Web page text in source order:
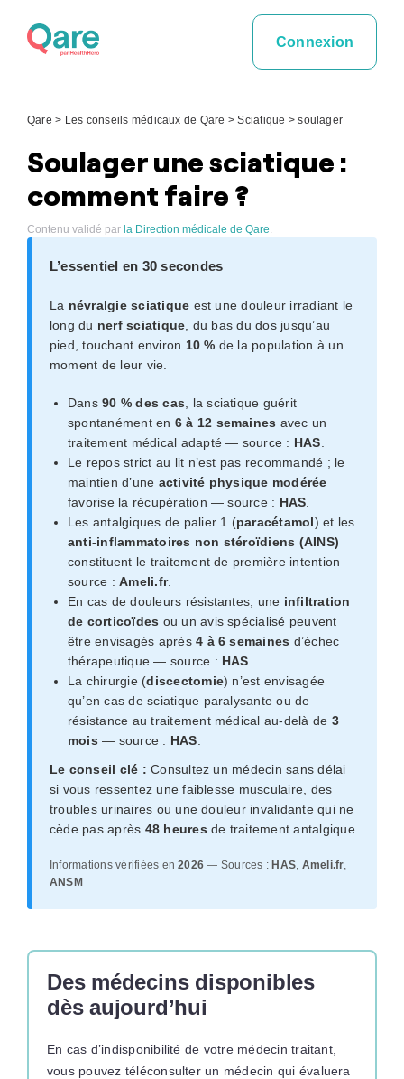
Connexion
Qare > Les conseils médicaux de Qare >Sciatique >soulager
Soulager une sciatique :
comment faire ?
Contenu validé par la Direction médicale de Qare.
L’essentiel en 30 secondes
La névralgie sciatique est une douleur irradiant le
long du nerf sciatique , du bas du dos jusqu’au
pied, touchant environ 10 % de la population à un
moment de leur vie.
Dans90 % des cas , la sciatique guérit
spontanément en 6 à 12 semaines avec un
traitement médical adapté — source : HAS
Le repos strict au lit n’est pas recommandé ; le
maintien d’une activité physique modérée
favorise la récupération — source : HAS
Les antalgiques de palier 1 (paracétamol) et les
anti-inflammatoires non stéroïdiens (AINS)
constituent le traitement de première intention —
source :Ameli.fr.
En cas de douleurs résistantes, une infiltration
de corticoïdes ou un avis spécialisé peuvent
être envisagés après4 à 6 semaines d’échec
thérapeutique — source : HAS
La chirurgie (discectomie) n’est envisagée
qu’en cas de sciatique paralysante ou de
résistance au traitement médical au-delà de 3
mois — source : HAS
Le conseil clé : Consultez un médecin sans délai
si vous ressentez une faiblesse musculaire, des
troubles urinaires ou une douleur invalidante qui ne
cède pas après 48 heures de traitement antalgique.
Informations vérifiées en2026 — Sources : HAS, Ameli.fr,
ANSM
Des médecins disponibles
dès aujourd’hui
En cas d’indisponibilité de votre médecin traitant,
vous pouvez téléconsulter un médecin qui évaluera